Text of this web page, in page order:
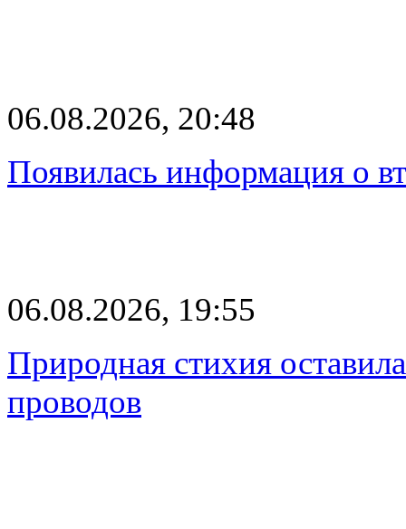
06.08.2026, 20:48
Появилась информация о
06.08.2026, 19:55
Природная стихия
проводов